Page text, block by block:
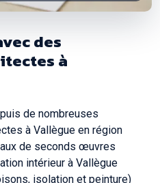
des
à
de nombreuses
à Vallègue en région
de seconds œuvres
intérieur à Vallègue
isolation et peinture)